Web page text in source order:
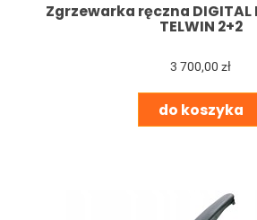
Zgrzewarka ręczna DIGITAL
TELWIN 2+2
3 700,00 zł
do koszyka